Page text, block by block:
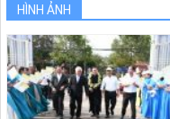
HÌNH ẢNH